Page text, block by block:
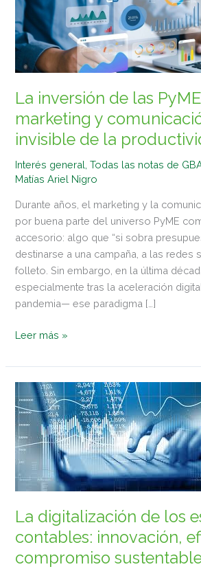
La inversión de las
marketing y
invisible de la
Interés general,Todas las notas de
Matías Ariel Nigro
Durante años, el marketing y la
por buena parte del universo PyME
accesorio: algo que “si sobra
destinarse a una campaña, a las redes
folleto. Sin embargo, en la última
especialmente tras la aceleración
pandemia— ese paradigma […]
las
PyMEs
en
marketing
y
comunicación:
el
motor
invisible
la
Leer más »
La digitalización de los
contables: innovación,
compromiso
digitalización
de
los
estudios
contables:
innovación,
y
compromiso
sustentable